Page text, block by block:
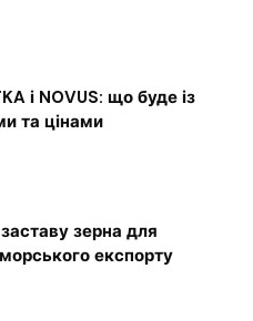
і NOVUS: що буде із
та цінами
зерна для
експорту